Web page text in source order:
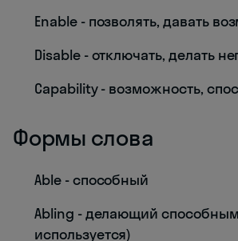
Enable - позволять, давать
Disable - отключать, делать
Capability - возможность,
Формы слова
Able - способный
Abling - делающий
используется)